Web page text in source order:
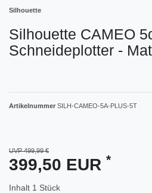
Silhouette
Silhouette CAMEO
Schneideplotter -
Artikelnummer SILH-CAMEO-5A-PLUS-5T
UVP 499,99 €
399,50 EUR *
Inhalt 1 Stück